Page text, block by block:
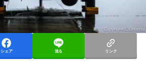
シェア 送る リンク